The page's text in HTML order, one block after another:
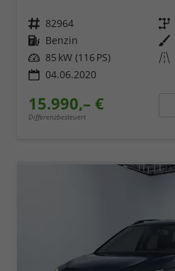
Fahrzeugnr. 82964 Getriebe
Kraftstoff Benzin Außenfarbe
Leistung 85 kW (116 PS) Kilometerstand
04.06.2020
15.990,– €
Differenzbesteuert